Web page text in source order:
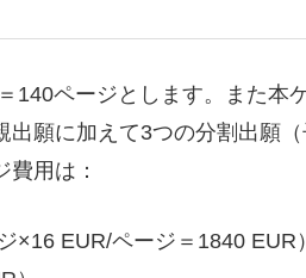
140ページとします。また本
願に加えて3つの分割出願
用は：
EUR/ページ＝1840 EUR）